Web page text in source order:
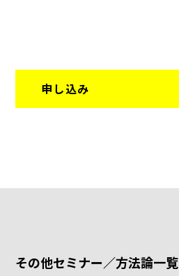
申し込み
その他セミナー／方法論一覧